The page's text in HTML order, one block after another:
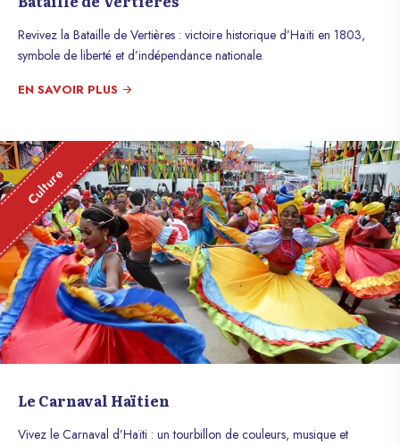
Revivez la Bataille de Vertières : victoire historique d’Haïti en 1803,
symbole de liberté et d’indépendance nationale.
EN SAVOIR PLUS
Culture
Le Carnaval Haïtien
Vivez le Carnaval d’Haïti : un tourbillon de couleurs, musique et